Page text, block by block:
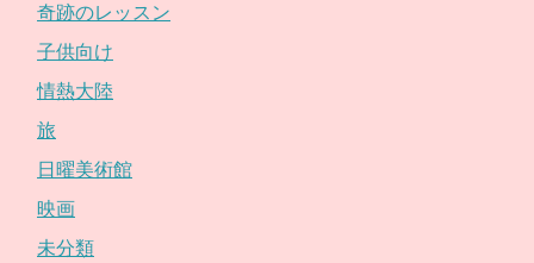
奇跡のレッスン
子供向け
情熱大陸
旅
日曜美術館
映画
未分類